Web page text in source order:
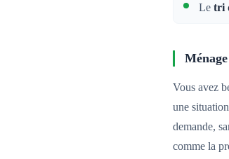
Le tri
Vous avez
une
demande,
comme la